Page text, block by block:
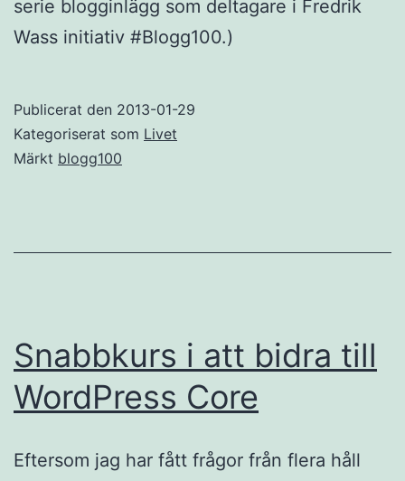
serie blogginlägg som deltagare i Fredrik
Wass initiativ #Blogg100.)
Publicerat den 2013-01-29
Kategoriserat som Livet
Märkt blogg100
Snabbkurs i att bidra till
WordPress Core
Eftersom jag har fått frågor från flera håll